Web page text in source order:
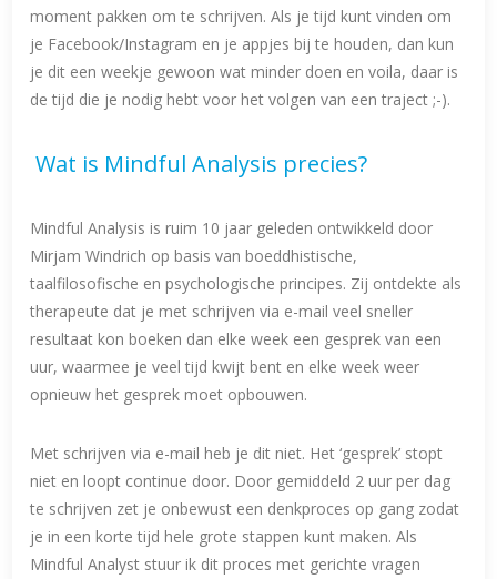
moment pakken om te schrijven. Als je tijd kunt vinden om
je Facebook/Instagram en je appjes bij te houden, dan kun
je dit een weekje gewoon wat minder doen en voila, daar is
de tijd die je nodig hebt voor het volgen van een traject ;-).
Wat is Mindful Analysis precies?
Mindful Analysis is ruim 10 jaar geleden ontwikkeld door
Mirjam Windrich op basis van boeddhistische,
taalfilosofische en psychologische principes. Zij ontdekte als
therapeute dat je met schrijven via e-mail veel sneller
resultaat kon boeken dan elke week een gesprek van een
uur, waarmee je veel tijd kwijt bent en elke week weer
opnieuw het gesprek moet opbouwen.
Met schrijven via e-mail heb je dit niet. Het ‘gesprek’ stopt
niet en loopt continue door. Door gemiddeld 2 uur per dag
te schrijven zet je onbewust een denkproces op gang zodat
je in een korte tijd hele grote stappen kunt maken. Als
Mindful Analyst stuur ik dit proces met gerichte vragen